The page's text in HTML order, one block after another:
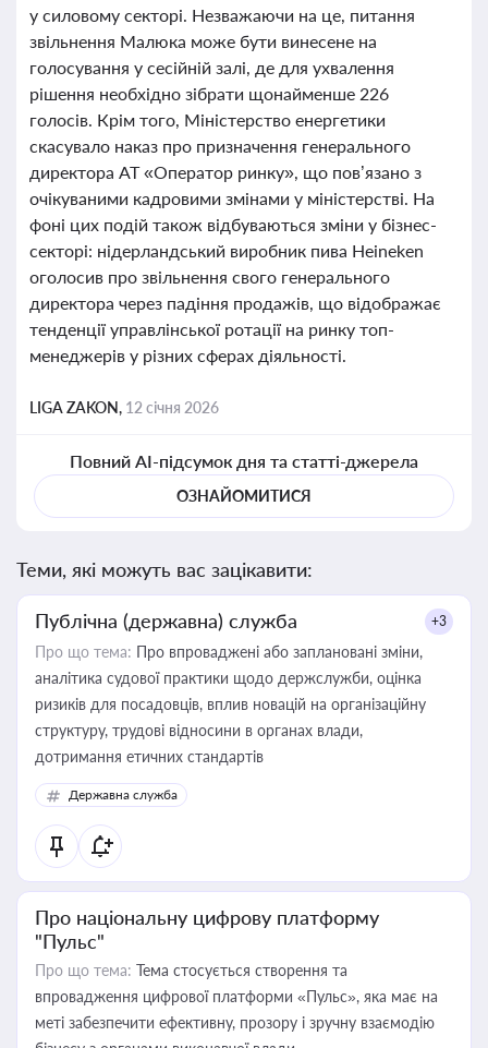
у силовому секторі. Незважаючи на це, питання
звільнення Малюка може бути винесене на
голосування у сесійній залі, де для ухвалення
рішення необхідно зібрати щонайменше 226
голосів. Крім того, Міністерство енергетики
скасувало наказ про призначення генерального
директора АТ «Оператор ринку», що пов’язано з
очікуваними кадровими змінами у міністерстві. На
фоні цих подій також відбуваються зміни у бізнес-
секторі: нідерландський виробник пива Heineken
оголосив про звільнення свого генерального
директора через падіння продажів, що відображає
тенденції управлінської ротації на ринку топ-
менеджерів у різних сферах діяльності.
LIGA ZAKON, 12 січня 2026
Повний AI-підсумок дня та статті-джерела
ОЗНАЙОМИТИСЯ
Теми, які можуть вас зацікавити:
Публічна (державна) служба +3
Про що тема: Про впроваджені або заплановані зміни,
аналітика судової практики щодо держслужби, оцінка
ризиків для посадовців, вплив новацій на організаційну
структуру, трудові відносини в органах влади,
дотримання етичних стандартів
Державна служба
Про національну цифрову платформу
"Пульс"
Про що тема: Тема стосується створення та
впровадження цифрової платформи «Пульс», яка має на
меті забезпечити ефективну, прозору і зручну взаємодію